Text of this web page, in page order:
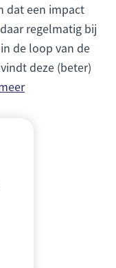
dat een impact
regelmatig bij
de loop van de
deze (beter)